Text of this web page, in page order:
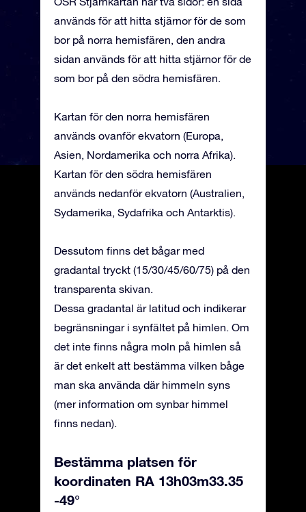
används för att hitta stjärnor för de som
bor på norra hemisfären, den andra
sidan används för att hitta stjärnor för de
som bor på den södra hemisfären.
Kartan för den norra hemisfären
används ovanför ekvatorn (Europa,
Asien, Nordamerika och norra Afrika).
Kartan för den södra hemisfären
används nedanför ekvatorn (Australien,
Sydamerika, Sydafrika och Antarktis).
Dessutom finns det bågar med
gradantal tryckt (15/30/45/60/75) på den
transparenta skivan.
Dessa gradantal är latitud och indikerar
begränsningar i synfältet på himlen. Om
det inte finns några moln på himlen så
är det enkelt att bestämma vilken båge
man ska använda där himmeln syns
(mer information om synbar himmel
finns nedan).
Bestämma platsen för
koordinaten RA 13h03m33.35
-49°